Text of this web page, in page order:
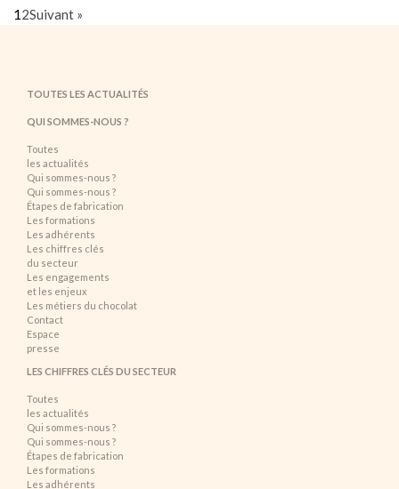
12Suivant »
TOUTES LES ACTUALITÉS
QUI SOMMES-NOUS ?
Toutes
les actualités
Qui sommes-nous ?
Qui sommes-nous ?
Étapes de fabrication
Les formations
Les adhérents
Les chiffres clés
du secteur
Les engagements
et les enjeux
Les métiers du chocolat
Contact
Espace
presse
LES CHIFFRES CLÉS DU SECTEUR
Toutes
les actualités
Qui sommes-nous ?
Qui sommes-nous ?
Étapes de fabrication
Les formations
Les adhérents